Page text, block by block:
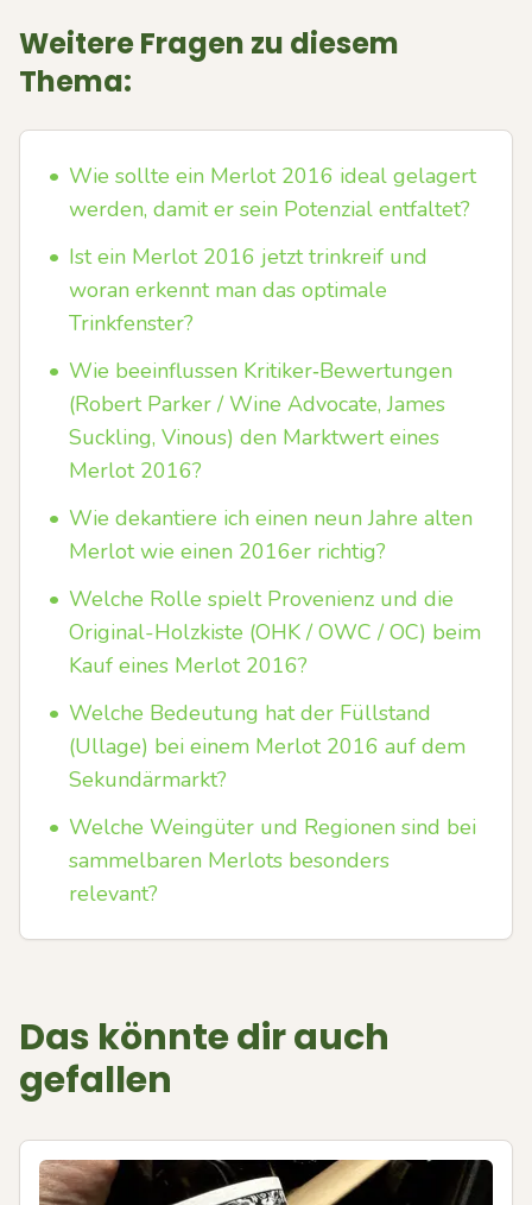
Weitere Fragen zu diesem
Thema:
• Wie sollte ein Merlot 2016 ideal gelagert
werden, damit er sein Potenzial entfaltet?
• Ist ein Merlot 2016 jetzt trinkreif und
woran erkennt man das optimale
Trinkfenster?
• Wie beeinflussen Kritiker‑Bewertungen
(Robert Parker / Wine Advocate, James
Suckling, Vinous) den Marktwert eines
Merlot 2016?
• Wie dekantiere ich einen neun Jahre alten
Merlot wie einen 2016er richtig?
• Welche Rolle spielt Provenienz und die
Original-Holzkiste (OHK / OWC / OC) beim
Kauf eines Merlot 2016?
• Welche Bedeutung hat der Füllstand
(Ullage) bei einem Merlot 2016 auf dem
Sekundärmarkt?
• Welche Weingüter und Regionen sind bei
sammelbaren Merlots besonders
relevant?
Das könnte dir auch
gefallen